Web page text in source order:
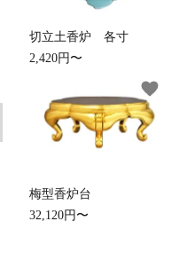
切立土香炉 各寸
2,420円〜
梅型香炉台
32,120円〜
favorite